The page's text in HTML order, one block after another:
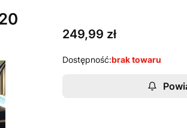
Cena
249,99 zł
Dostępność:brak towaru